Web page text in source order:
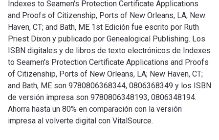
Indexes to Seamen's Protection Certificate Applications
and Proofs of Citizenship, Ports of New Orleans, LA; New
Haven, CT; and Bath, ME 1st Edición fue escrito por Ruth
Priest Dixon y publicado por Genealogical Publishing. Los
ISBN digitales y de libros de texto electrónicos de Indexes
to Seamen's Protection Certificate Applications and Proofs
of Citizenship, Ports of New Orleans, LA; New Haven, CT;
and Bath, ME son 9780806368344, 0806368349 y los ISBN
de versión impresa son 9780806348193, 0806348194.
Ahorra hasta un 80% en comparación con la versión
impresa al volverte digital con VitalSource.